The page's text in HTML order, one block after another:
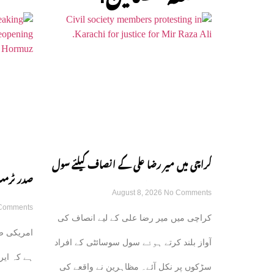
کراچی میں میر رضا علی کے انصاف کیلئے سول
سوسائٹی سڑکوں پر آ گئی
August 8, 2026 No Comments
کراچی میں میر رضا علی کے لیے انصاف کی
آواز بلند کرتے ہوئے سول سوسائٹی کے افراد
سڑکوں پر نکل آئے۔ مظاہرین نے واقعے کی
صدر
کامیاب
امریکی
ہے کہ